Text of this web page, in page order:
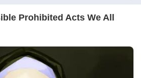
Follow Kabarbaru